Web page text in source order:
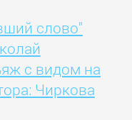
слово"
с видом на
Чиркова